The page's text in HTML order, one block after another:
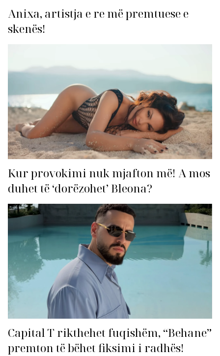
Anixa, artistja e re më premtuese e
skenës!
Kur provokimi nuk mjafton më! A mos
duhet të ‘dorëzohet’ Bleona?
Capital T rikthehet fuqishëm, “Behane”
premton të bëhet fiksimi i radhës!